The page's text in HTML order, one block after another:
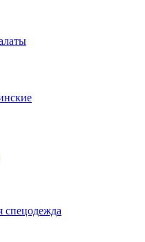
спецодежда